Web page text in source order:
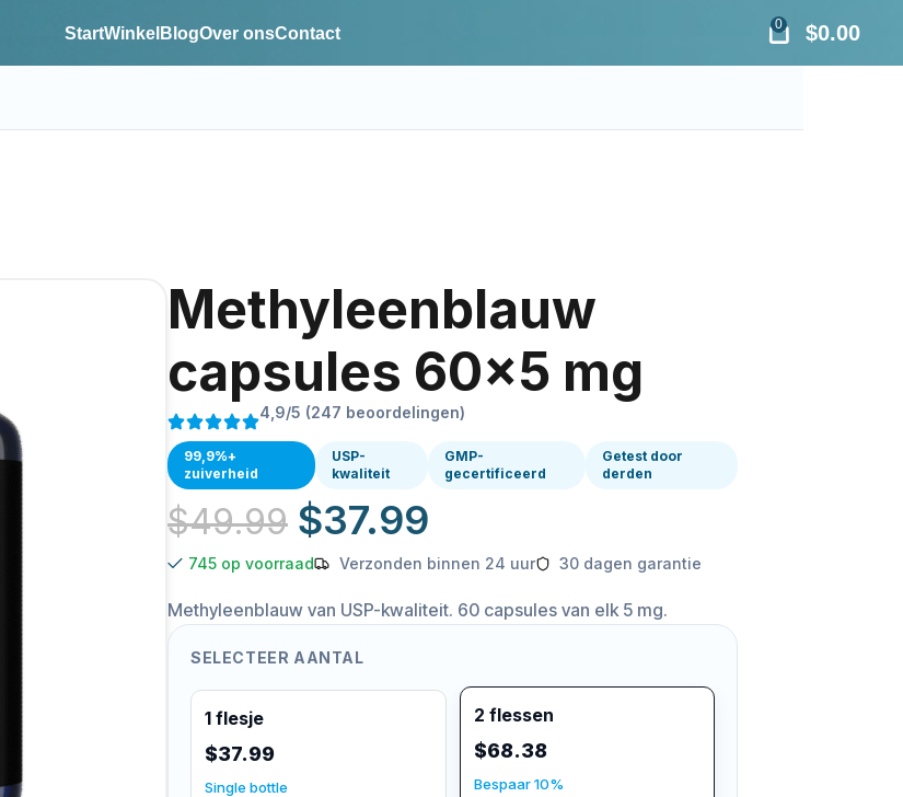
StartWinkel BlogOver onsContact 0 $0.00
Methyleenblauw
capsules 60×5 mg
4,9/5 (247 beoordelingen)
99,9%+
zuiverheid
USP-
kwaliteit
GMP-
gecertificeerd
Getest door
derden
$49.99 $37.99
745 op voorraad Verzonden binnen 24 uur 30 dagen garantie
Methyleenblauw van USP-kwaliteit. 60 capsules van elk 5 mg.
SELECTEER AANTAL
1 flesje
$37.99
Single bottle
2 flessen
$68.38
Bespaar 10%